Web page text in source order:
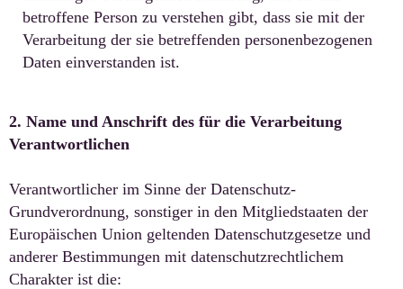
betroffene Person zu verstehen gibt, dass sie mit der
Verarbeitung der sie betreffenden personenbezogenen
Daten einverstanden ist.
2. Name und Anschrift des für die Verarbeitung
Verantwortlichen
Verantwortlicher im Sinne der Datenschutz-
Grundverordnung, sonstiger in den Mitgliedstaaten der
Europäischen Union geltenden Datenschutzgesetze und
anderer Bestimmungen mit datenschutzrechtlichem
Charakter ist die: